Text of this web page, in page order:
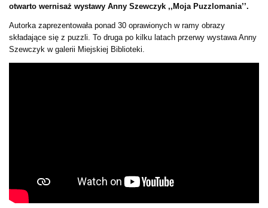
otwarto wernisaż wystawy Anny Szewczyk ,,Moja Puzzlomania’’.
Autorka zaprezentowała ponad 30 oprawionych w ramy obrazy
składające się z puzzli. To druga po kilku latach przerwy wystawa Anny
Szewczyk w galerii Miejskiej Biblioteki.